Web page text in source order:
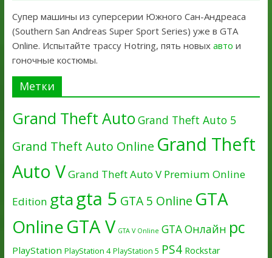
Супер машины из суперсерии Южного Сан-Андреаса
(Southern San Andreas Super Sport Series) уже в GTA
Online. Испытайте трассу Hotring, пять новых авто и
гоночные костюмы.
Метки
Grand Theft Auto Grand Theft Auto 5
Grand Theft Auto Online Grand Theft
Auto VGrand Theft Auto V Premium Online
Edition gtagta 5 GTA 5 Online GTA
OnlineGTA V GTA V Online GTA Онлайн pc
PlayStation PlayStation 4 PlayStation 5 PS4 Rockstar